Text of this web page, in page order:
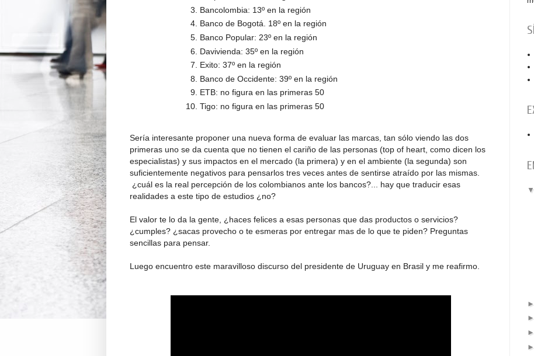
Bancolombia: 13º en la región
Banco de Bogotá. 18º en la región
Banco Popular: 23º en la región
Davivienda: 35º en la región
Exito: 37º en la región
Banco de Occidente: 39º en la región
ETB: no figura en las primeras 50
Tigo: no figura en las primeras 50
Sería interesante proponer una nueva forma de evaluar las marcas, tan sólo viendo las dos
primeras uno se da cuenta que no tienen el cariño de las personas (top of heart, como dicen los
especialistas) y sus impactos en el mercado (la primera) y en el ambiente (la segunda) son
suficientemente negativos para pensarlos tres veces antes de sentirse atraído por las mismas.
¿cuál es la real percepción de los colombianos ante los bancos?... hay que traducir esas
realidades a este tipo de estudios ¿no?
El valor te lo da la gente, ¿haces felices a esas personas que das productos o servicios?
¿cumples? ¿sacas provecho o te esmeras por entregar mas de lo que te piden? Preguntas
sencillas para pensar.
Luego encuentro este maravilloso discurso del presidente de Uruguay en Brasil y me reafirmo.